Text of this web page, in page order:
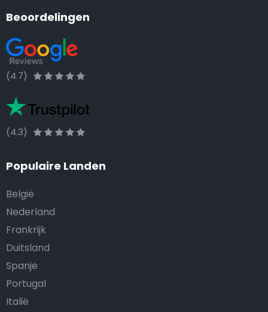
Beoordelingen
(4.7)
(4.3)
Populaire Landen
België
Nederland
Frankrijk
Duitsland
Spanje
Portugal
Italië